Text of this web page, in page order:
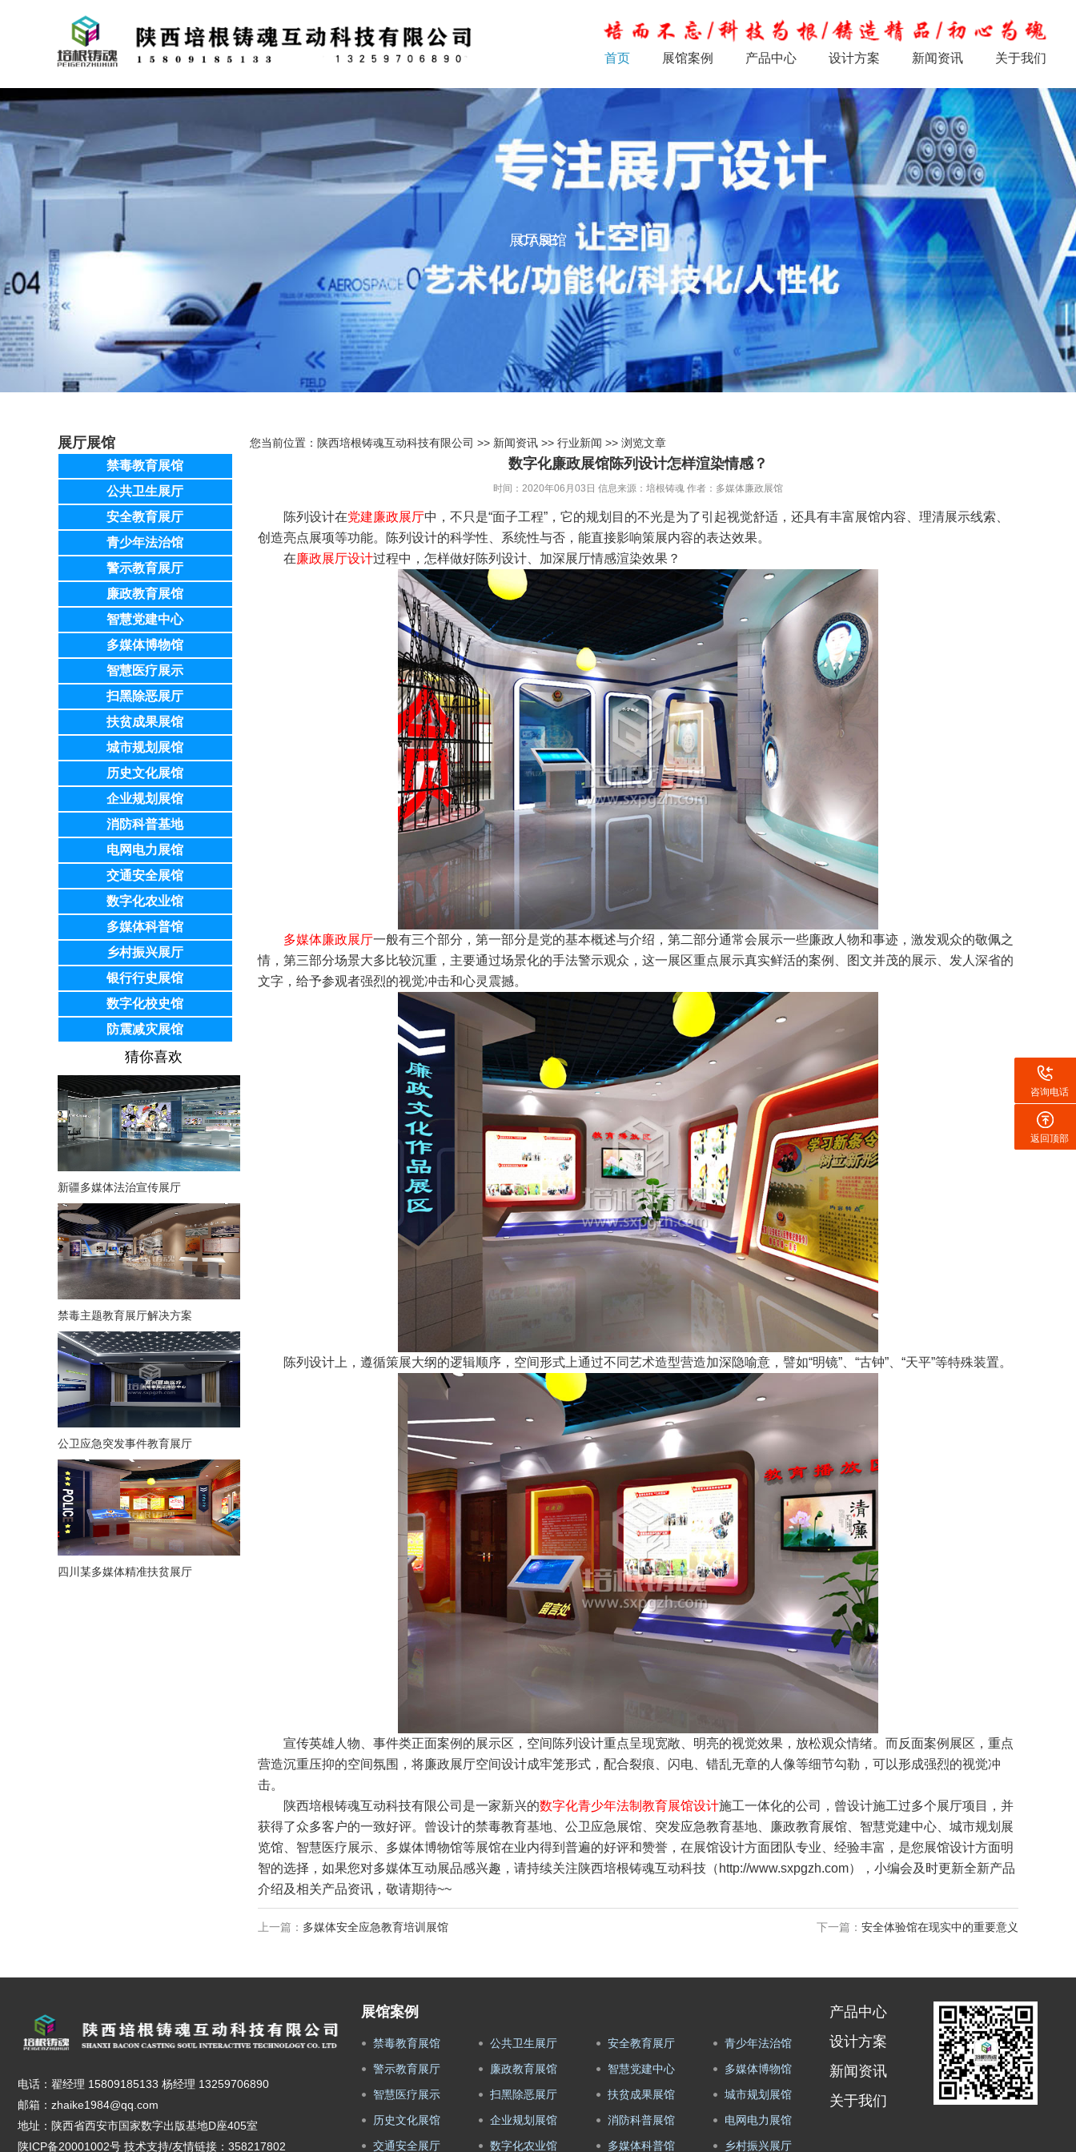
首页 展馆案例 产品中心 设计方案 新闻资讯 关于我们
展厅展馆
CASE
您当前位置： 陕西培根铸魂互动科技有限公司 >> 新闻资讯 >> 行业新闻 >> 浏览文章
展厅展馆
禁毒教育展馆
公共卫生展厅
安全教育展厅
青少年法治馆
警示教育展厅
廉政教育展馆
智慧党建中心
多媒体博物馆
智慧医疗展示
扫黑除恶展厅
扶贫成果展馆
城市规划展馆
历史文化展馆
企业规划展馆
消防科普基地
电网电力展馆
交通安全展馆
数字化农业馆
多媒体科普馆
乡村振兴展厅
银行行史展馆
数字化校史馆
防震减灾展馆
猜你喜欢
新疆多媒体法治宣传展厅
禁毒主题教育展厅解决方案
公卫应急突发事件教育展厅
四川某多媒体精准扶贫展厅
数字化廉政展馆陈列设计怎样渲染情感？
时间：2020年06月03日 信息来源：培根铸魂 作者：多媒体廉政展馆
陈列设计在党建廉政展厅中，不只是“面子工程”，它的规划目的不光是为了引起视觉舒适，还具有丰富展馆内容、理清展示线索、
创造亮点展项等功能。陈列设计的科学性、系统性与否，能直接影响策展内容的表达效果。
在廉政展厅设计过程中，怎样做好陈列设计、加深展厅情感渲染效果？
多媒体廉政展厅一般有三个部分，第一部分是党的基本概述与介绍，第二部分通常会展示一些廉政人物和事迹，激发观众的敬佩之
情，第三部分场景大多比较沉重，主要通过场景化的手法警示观众，这一展区重点展示真实鲜活的案例、图文并茂的展示、发人深省的
文字，给予参观者强烈的视觉冲击和心灵震撼。
陈列设计上，遵循策展大纲的逻辑顺序，空间形式上通过不同艺术造型营造加深隐喻意，譬如“明镜”、“古钟”、“天平”等特殊装置。
宣传英雄人物、事件类正面案例的展示区，空间陈列设计重点呈现宽敞、明亮的视觉效果，放松观众情绪。而反面案例展区，重点
营造沉重压抑的空间氛围，将廉政展厅空间设计成牢笼形式，配合裂痕、闪电、错乱无章的人像等细节勾勒，可以形成强烈的视觉冲
击。
陕西培根铸魂互动科技有限公司是一家新兴的数字化青少年法制教育展馆设计施工一体化的公司，曾设计施工过多个展厅项目，并
获得了众多客户的一致好评。曾设计的禁毒教育基地、公卫应急展馆、突发应急教育基地、廉政教育展馆、智慧党建中心、城市规划展
览馆、智慧医疗展示、多媒体博物馆等展馆在业内得到普遍的好评和赞誉，在展馆设计方面团队专业、经验丰富，是您展馆设计方面明
智的选择，如果您对多媒体互动展品感兴趣，请持续关注陕西培根铸魂互动科技（http://www.sxpgzh.com），小编会及时更新全新产品
介绍及相关产品资讯，敬请期待~~
上一篇： 多媒体安全应急教育培训展馆 下一篇： 安全体验馆在现实中的重要意义
咨询电话
返回顶部
电话：翟经理 15809185133 杨经理 13259706890
邮箱：zhaike1984@qq.com
地址：陕西省西安市国家数字出版基地D座405室
陕ICP备20001002号 技术支持/友情链接：358217802
展馆案例
禁毒教育展馆 公共卫生展厅 安全教育展厅
青少年法治馆
警示教育展厅
廉政教育展馆 智慧党建中心
多媒体博物馆
智慧医疗展示
扫黑除恶展厅 扶贫成果展馆
城市规划展馆
历史文化展馆
企业规划展馆 消防科普展馆
电网电力展馆
交通安全展厅
数字化农业馆 多媒体科普馆 乡村振兴展厅
产品中心
设计方案
新闻资讯
关于我们